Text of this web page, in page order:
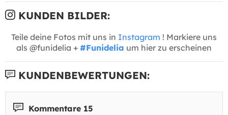
KUNDEN BILDER:
Teile deine Fotos mit uns in Instagram ! Markiere uns
als @funidelia + #Funidelia um hier zu erscheinen
KUNDENBEWERTUNGEN:
Kommentare 15